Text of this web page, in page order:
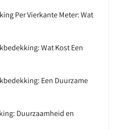
Per Vierkante Meter: Wat
Wat Kost Een
Een Duurzame
Duurzaamheid en